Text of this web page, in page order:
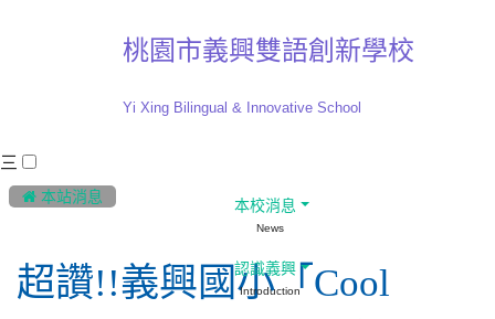
:::
 本站消息
超讚!!義興國小「Cool
桃園市義興雙語創新學校
Yi Xing Bilingual & Innovative School
三
本校消息
News
認識義興
Introduction